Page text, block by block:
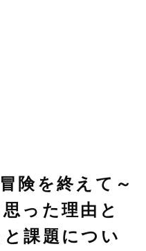
険を終えて～
った理由と
課題につい